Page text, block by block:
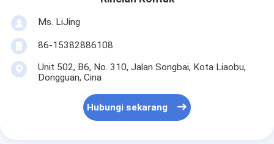
Ms. LiJing
86-15382886108
Unit 502, B6, No. 310, Jalan Songbai, Kota Liaobu,
Dongguan, Cina
Hubungi sekarang